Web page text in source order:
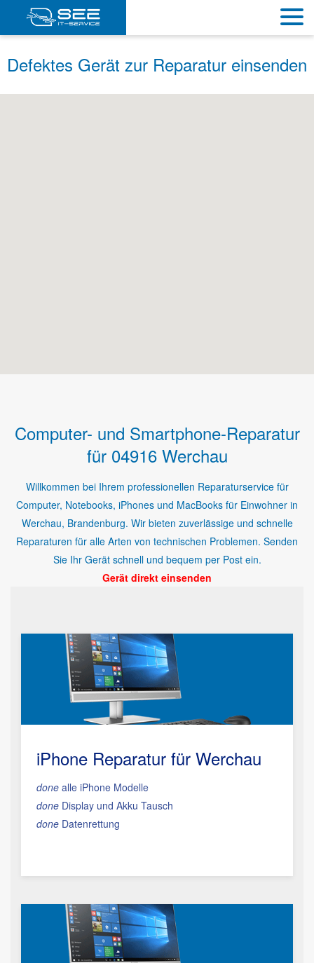
Defektes Gerät zur Reparatur einsenden
Computer- und Smartphone-Reparatur
für 04916 Werchau
Willkommen bei Ihrem professionellen Reparaturservice für
Computer, Notebooks, iPhones und MacBooks für Einwohner in
Werchau, Brandenburg. Wir bieten zuverlässige und schnelle
Reparaturen für alle Arten von technischen Problemen. Senden
Sie Ihr Gerät schnell und bequem per Post ein.
Gerät direkt einsenden
iPhone Reparatur für Werchau
done alle iPhone Modelle
done Display und Akku Tausch
done Datenrettung